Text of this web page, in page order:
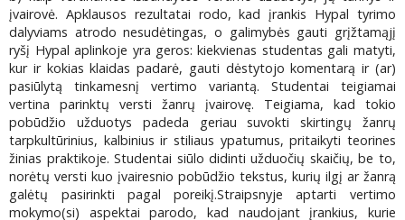
įvairovė. Apklausos rezultatai rodo, kad įrankis Hypal tyrimo
dalyviams atrodo nesudėtingas, o galimybės gauti grįžtamąjį
ryšį Hypal aplinkoje yra geros: kiekvienas studentas gali matyti,
kur ir kokias klaidas padarė, gauti dėstytojo komentarą ir (ar)
pasiūlytą tinkamesnį vertimo variantą. Studentai teigiamai
vertina parinktų versti žanrų įvairovę. Teigiama, kad tokio
pobūdžio užduotys padeda geriau suvokti skirtingų žanrų
tarpkultūrinius, kalbinius ir stiliaus ypatumus, pritaikyti teorines
žinias praktikoje. Studentai siūlo didinti užduočių skaičių, be to,
norėtų versti kuo įvairesnio pobūdžio tekstus, kurių ilgį ar žanrą
galėtų pasirinkti pagal poreikį.Straipsnyje aptarti vertimo
mokymo(si) aspektai parodo, kad naudojant įrankius, kurie